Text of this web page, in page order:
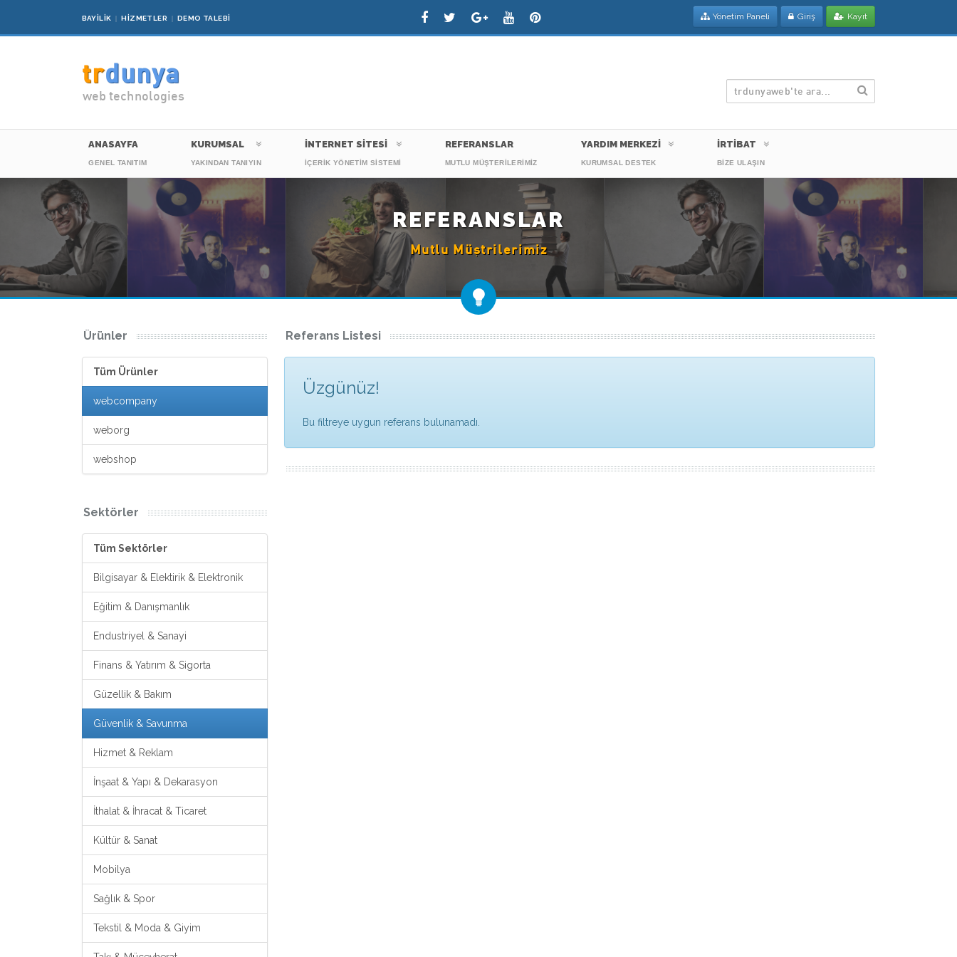
BAYİLİK HİZMETLER DEMO TALEBİ Yönetim Paneli Giriş Kayıt
trdunya
web technologies
ANASAYFA KURUMSAL İNTERNET SİTESİ REFERANSLAR YARDIM MERKEZİ İRTİBAT
REFERANSLAR
Mutlu Müştrilerimiz
Ürünler
Tüm Ürünler
webcompany
weborg
webshop
Sektörler
Tüm Sektörler
Bilgisayar & Elektirik & Elektronik
Eğitim & Danışmanlık
Endustriyel & Sanayi
Finans & Yatırım & Sigorta
Güzellik & Bakım
Güvenlik & Savunma
Hizmet & Reklam
İnşaat & Yapı & Dekarasyon
İthalat & İhracat & Ticaret
Kültür & Sanat
Mobilya
Sağlık & Spor
Tekstil & Moda & Giyim
Referans Listesi
Üzgünüz!
Bu filtreye uygun referans bulunamadı.